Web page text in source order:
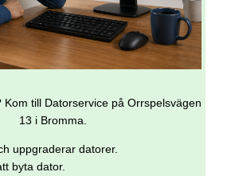
till Datorservice på Orrspelsvägen
13 i Bromma.
uppgraderar datorer.
byta dator.